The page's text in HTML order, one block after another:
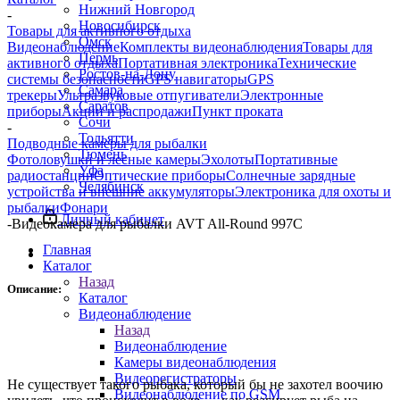
Нижний Новгород
Новосибирск
Омск
Пермь
Ростов-на-Дону
Самара
Саратов
Сочи
Тольятти
Тюмень
Уфа
Челябинск
Личный кабинет
Главная
Каталог
Назад
Каталог
Видеонаблюдение
Назад
Видеонаблюдение
Камеры видеонаблюдения
Видеорегистраторы
Видеонаблюдение по GSM
-
Товары для активного отдыха
ВидеонаблюдениеКомплекты видеонаблюденияТовары для
активного отдыхаПортативная электроникаТехнические
системы безопасностиGPS навигаторыGPS
трекерыУльтразвуковые отпугивателиЭлектронные
приборыАкции и распродажиПункт проката
-
Подводные камеры для рыбалки
Фотоловушки и лесные камерыЭхолотыПортативные
радиостанцииОптические приборыСолнечные зарядные
устройства и внешние аккумуляторыЭлектроника для охоты и
рыбалкиФонари
-Видеокамера для рыбалки AVT All-Round 997С
Описание:
Не существует такого рыбака, который бы не захотел воочию